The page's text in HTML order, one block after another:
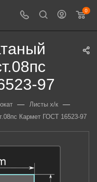
0
97
— Листы х/к —
Кармет ГОСТ 16523-97